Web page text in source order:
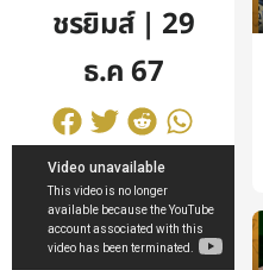
ชรยิมส์ | 29
ธ.ค 67